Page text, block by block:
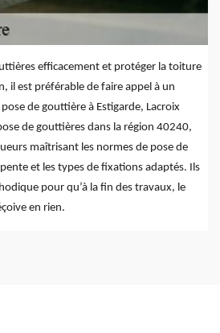
efficacement et protéger la toiture
il est préférable de faire appel à un
de gouttière à Estigarde, Lacroix
de gouttières dans la région 40240,
maîtrisant les normes de pose de
et les types de fixations adaptés. Ils
pour qu’à la fin des travaux, le
en rien.